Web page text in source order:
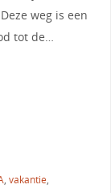
weg is een
tot de…
, vakantie,